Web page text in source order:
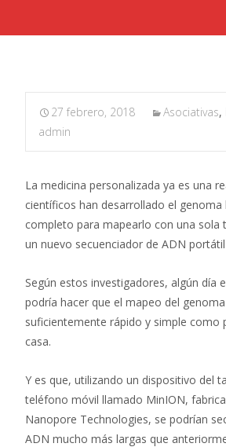
27 febrero, 2018 Asociativas,
admin
La medicina personalizada ya es una
científicos han desarrollado el
completo para mapearlo con una sola
un nuevo secuenciador de ADN
Según estos investigadores, algún día
podría hacer que el mapeo del
suficientemente rápido y simple como
casa.
Y es que, utilizando un dispositivo del
teléfono móvil llamado MinION,
Nanopore Technologies, se podrían
ADN mucho más largas que